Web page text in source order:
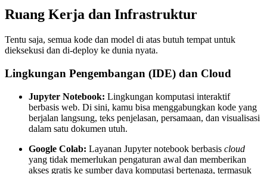
Ruang Kerja dan Infrastruktur
Tentu saja, semua kode dan model di atas butuh tempat untuk
dieksekusi dan di-deploy ke dunia nyata.
Lingkungan Pengembangan (IDE) dan Cloud
Jupyter Notebook: Lingkungan komputasi interaktif
berbasis web. Di sini, kamu bisa menggabungkan kode yang
berjalan langsung, teks penjelasan, persamaan, dan visualisasi
dalam satu dokumen utuh.
Google Colab: Layanan Jupyter notebook berbasis cloud
yang tidak memerlukan pengaturan awal dan memberikan
akses gratis ke sumber daya komputasi bertenaga, termasuk